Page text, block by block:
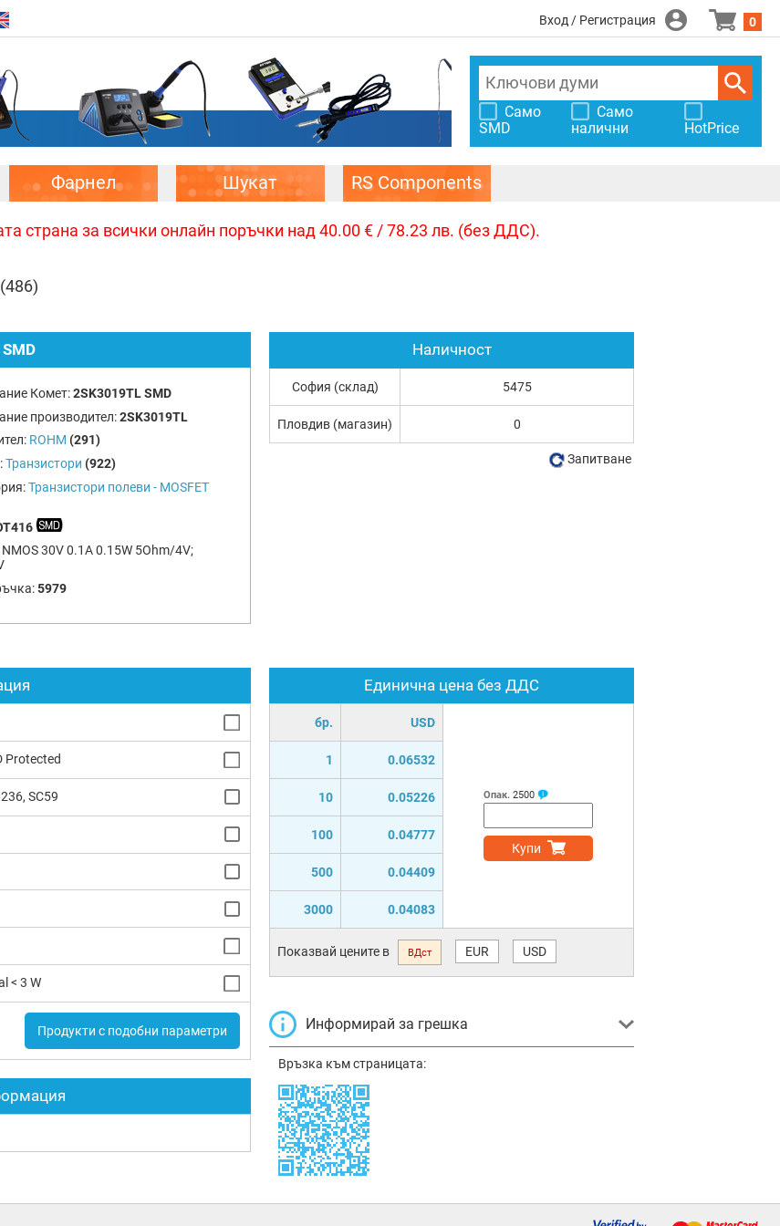
Вход / Регистрация 0
Само
SMD
Само
налични
HotPrice
Фарнел Шукат RS Components
страна за всички онлайн поръчки над 40.00 € / 78.23 лв. (без ДДС).
(486)
Комет:2SK3019TL SMD
производител:2SK3019TL
ROHM (291)
Транзистори (922)
Транзистори полеви - MOSFET
NMOS 30V 0.1A 0.15W 5Ohm/4V;
5979
Protected
SC59
< 3 W
Продукти с подобни параметри
Единична цена без ДДС
бр. USD
1 0.06532
10 0.05226
100 0.04777
500 0.04409
3000 0.04083
Опак. 2500
Купи
Показвай цените в ВДст EUR USD
Информирай за грешка
Връзка към страницата:
Наличност
София (склад) 5475
Пловдив (магазин) 0
Запитване